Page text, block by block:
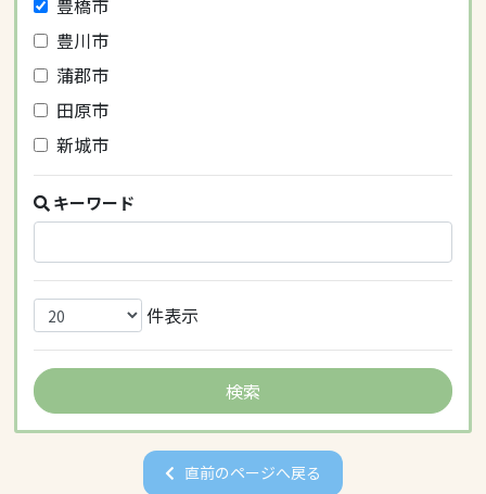
豊川市
蒲郡市
田原市
新城市
キーワード
件表示
直前のページへ戻る